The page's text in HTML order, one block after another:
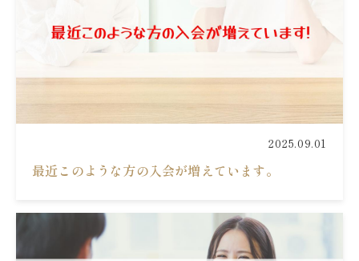
2025.09.01
最近このような方の入会が増えています。